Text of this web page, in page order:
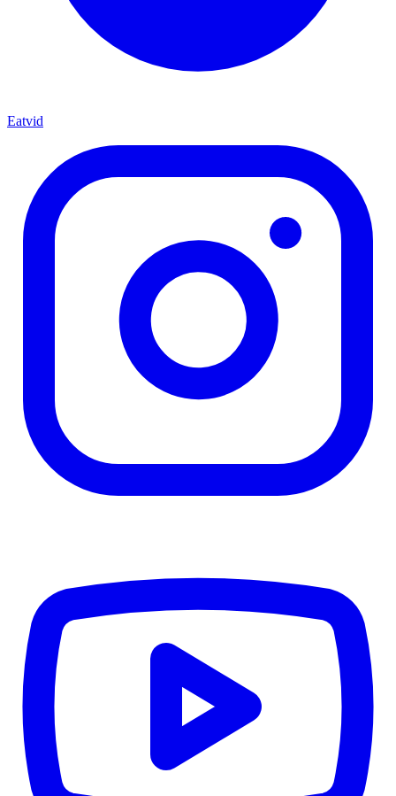
Eatvid